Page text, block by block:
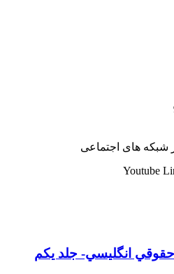
شبکه های اجتماعی
Youtube
حقوقي انگليسي- جلد يكم